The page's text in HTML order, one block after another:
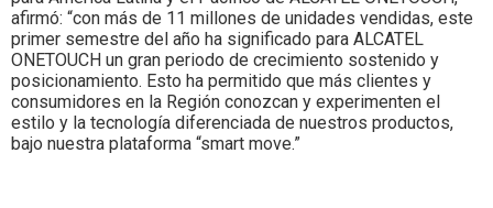
afirmó: “con más de 11 millones de unidades vendidas, este
primer semestre del año ha significado para ALCATEL
ONETOUCH un gran periodo de crecimiento sostenido y
posicionamiento. Esto ha permitido que más clientes y
consumidores en la Región conozcan y experimenten el
estilo y la tecnología diferenciada de nuestros productos,
bajo nuestra plataforma “smart move.”